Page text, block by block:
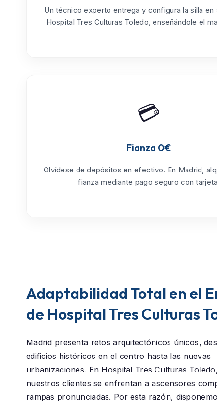
Un técnico experto entrega y configura la silla en
Hospital Tres Culturas Toledo, enseñándole el
💳
Fianza 0€
Olvídese de depósitos en efectivo. En Madrid,
fianza mediante pago seguro con
Adaptabilidad Total en el
de Hospital Tres Culturas
Madrid presenta retos arquitectónicos únicos,
edificios históricos en el centro hasta las nuevas
urbanizaciones. En Hospital Tres Culturas Toledo
nuestros clientes se enfrentan a ascensores
rampas pronunciadas. Por esta razón,